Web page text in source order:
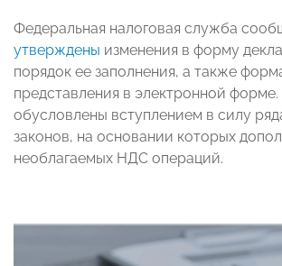
Федеральная налоговая служба
утверждены изменения в форму
порядок ее заполнения, а также
представления в электронной
обусловлены вступлением в силу
законов, на основании которых
необлагаемых НДС операций.